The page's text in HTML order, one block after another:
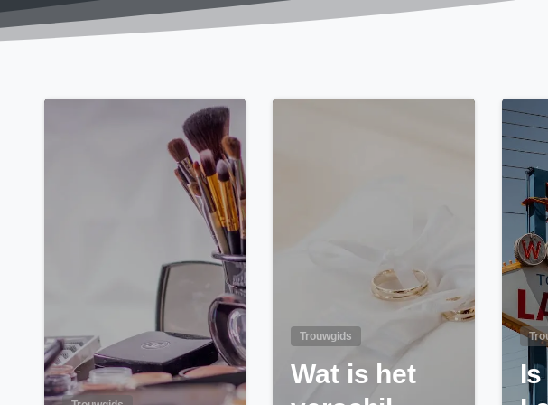
0
Trouwgids
Wat is het